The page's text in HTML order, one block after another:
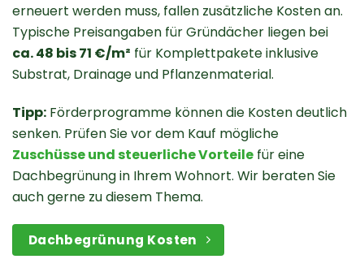
erneuert werden muss, fallen zusätzliche Kosten an.
Typische Preisangaben für Gründächer liegen bei
ca. 48 bis 71 €/m² für Komplettpakete inklusive
Substrat, Drainage und Pflanzenmaterial.
Tipp: Förderprogramme können die Kosten deutlich
senken. Prüfen Sie vor dem Kauf mögliche
Zuschüsse und steuerliche Vorteile für eine
Dachbegrünung in Ihrem Wohnort. Wir beraten Sie
auch gerne zu diesem Thema.
Dachbegrünung Kosten